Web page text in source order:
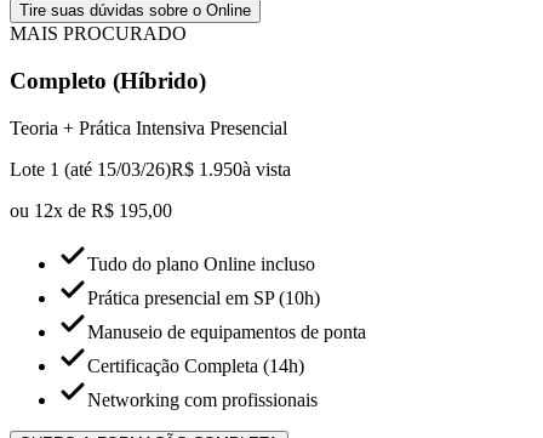
Tire suas dúvidas sobre o Online
MAIS PROCURADO
Completo (Híbrido)
Teoria + Prática Intensiva Presencial
Lote 1 (até 15/03/26)R$ 1.950à vista
ou 12x de R$ 195,00
Tudo do plano Online incluso
Prática presencial em SP (10h)
Manuseio de equipamentos de ponta
Certificação Completa (14h)
Networking com profissionais